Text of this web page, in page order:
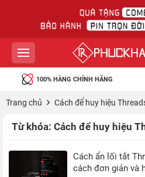
100% HÀNG CHÍNH HÃNG
Trang chủ Cách để huy hiệu
Từ khóa: Cách để huy hiệu
Cách ẩn lối tắt
cách đơn giản và